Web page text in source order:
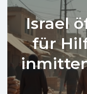
Israel
für